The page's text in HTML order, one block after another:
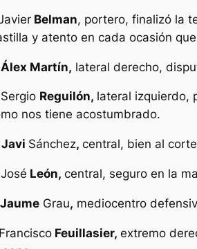
Belman, portero, finalizó la
y atento en cada ocasión
Álex Martín, lateral derecho,
Sergio Reguilón, lateral izquierdo,
nos tiene acostumbrado.
Sánchez, central, bien al
José León, central, seguro en la
Grau, mediocentro
Francisco Feuillasier, extremo